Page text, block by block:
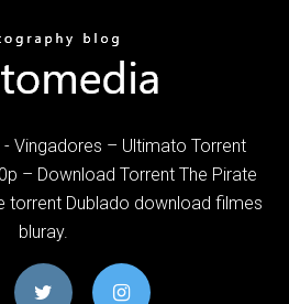
- Vingadores – Ultimato Torrent
– Download Torrent The Pirate
torrent Dublado download filmes
bluray.